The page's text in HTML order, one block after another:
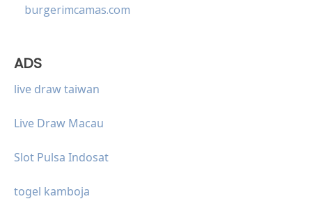
burgerimcamas.com
ADS
live draw taiwan
Live Draw Macau
Slot Pulsa Indosat
togel kamboja